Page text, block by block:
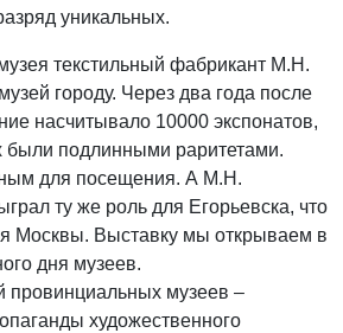
уникальных.
текстильный фабрикант М.Н.
городу. Через два года после
насчитывало 10000 экспонатов,
были подлинными раритетами.
для посещения. А М.Н.
ту же роль для Егорьевска, что
Москвы. Выставку мы открываем в
дня музеев.
провинциальных музеев –
художественного